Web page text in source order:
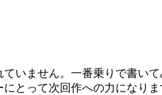
いません。一番乗りで書いて
とって次回作への力になりま